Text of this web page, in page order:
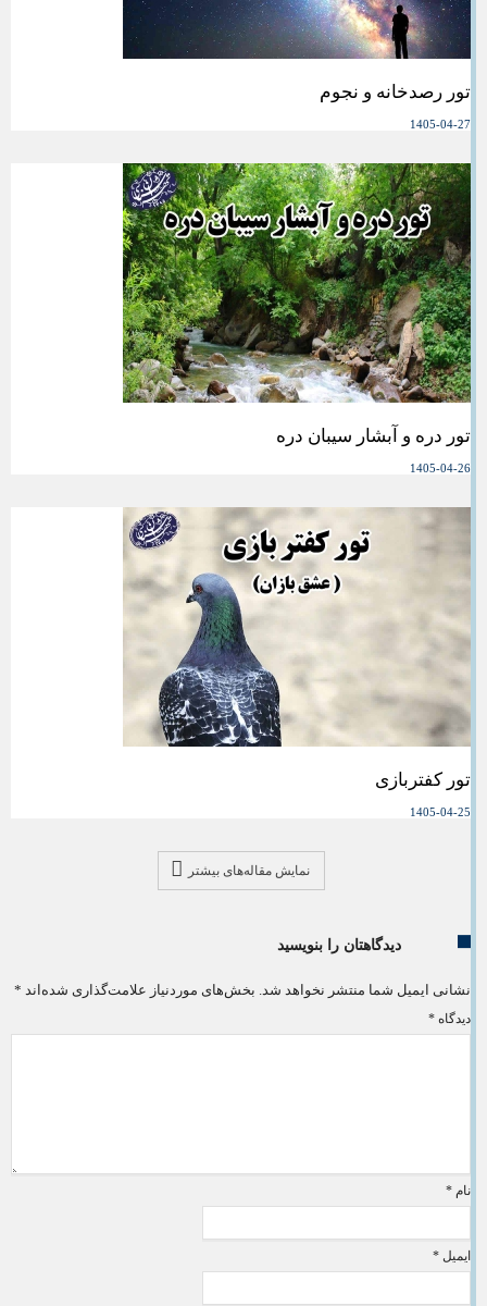
تور رصدخانه و نجوم
1405-04-27
تور دره و آبشار سیبان دره
1405-04-26
تور کفتربازی
1405-04-25
نمایش مقاله‌های بیشتر
دیدگاهتان را بنویسید
نشانی ایمیل شما منتشر نخواهد شد. بخش‌های موردنیاز علامت‌گذاری شده‌اند *
دیدگاه *
نام *
ایمیل *